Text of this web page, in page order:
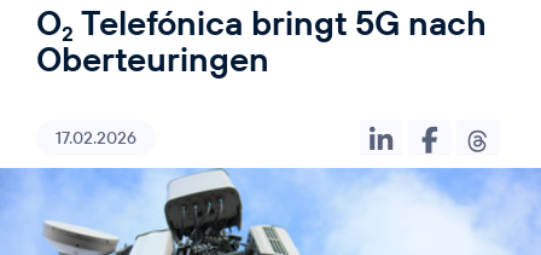
O2 Telefónica bringt 5G nach
Oberteuringen
17.02.2026